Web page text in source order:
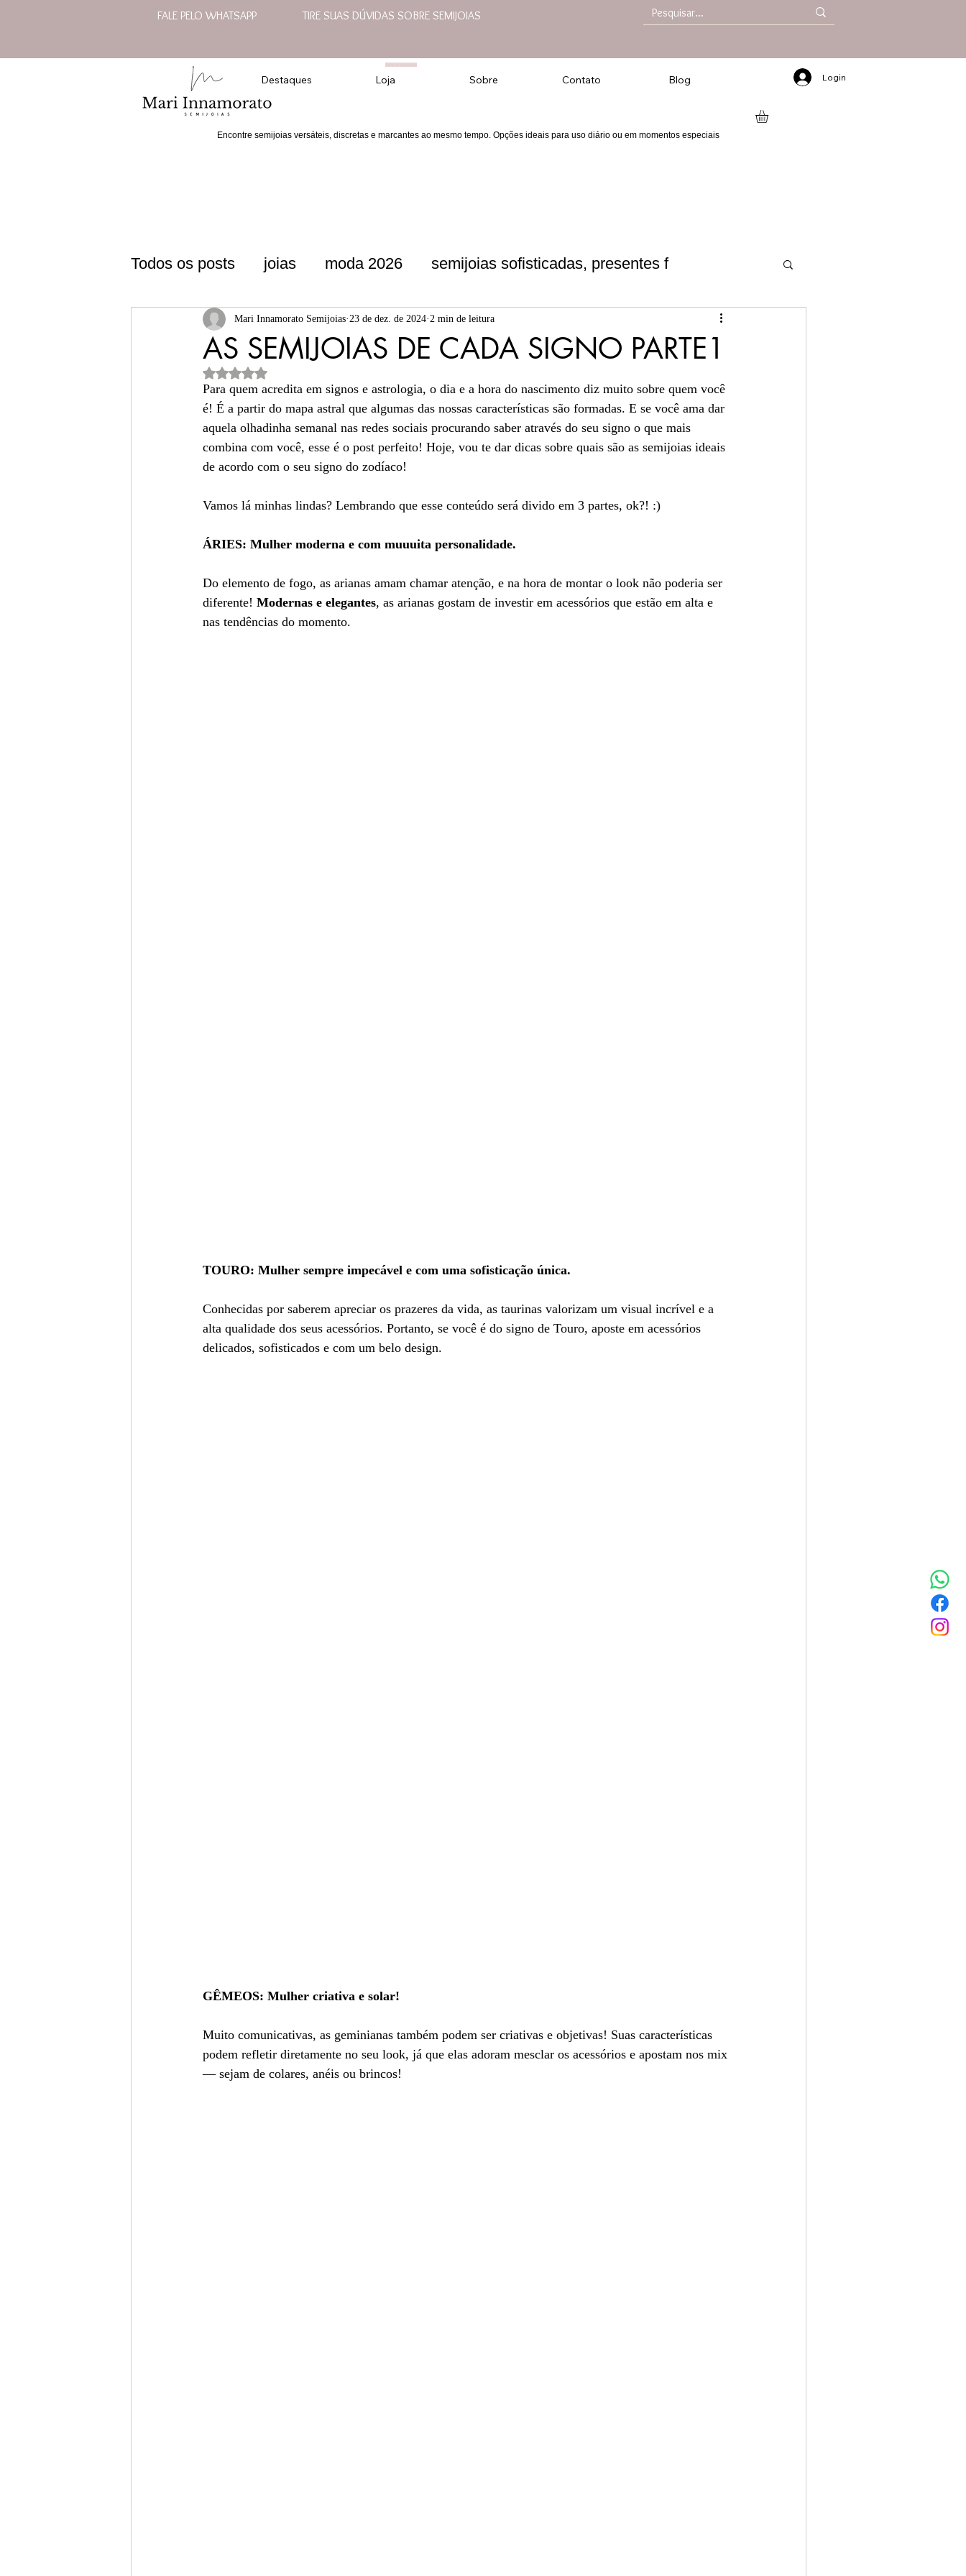
FALE PELO WHATSAPP TIRE SUAS DÚVIDAS SOBRE SEMIJOIAS
Destaques Loja Sobre Contato Blog Login
Encontre semijoias versáteis, discretas e marcantes ao mesmo tempo. Opções ideais para uso diário ou em momentos especiais
Todos os posts joias moda 2026 semijoias sofisticadas, presentes f
semijoias sofisticadas presentes f semijoias sofisticadas
presentes femininos
semijoias finas semijoias atemporais Autocuidado
AS SEMIJOIAS DE CADA SIGNO PARTE1
Mari Innamorato Semijoias 23 de dez. de 2024 2 min de leitura
Avaliado com NaN de 5 estrelas.
Para quem acredita em signos e astrologia, o dia e a hora do nascimento diz muito sobre quem você
é! É a partir do mapa astral que algumas das nossas características são formadas. E se você ama dar
aquela olhadinha semanal nas redes sociais procurando saber através do seu signo o que mais
combina com você, esse é o post perfeito! Hoje, vou te dar dicas sobre quais são as semijoias ideais
de acordo com o seu signo do zodíaco!
Vamos lá minhas lindas? Lembrando que esse conteúdo será divido em 3 partes, ok?! :)
ÁRIES: Mulher moderna e com muuuita personalidade.
Do elemento de fogo, as arianas amam chamar atenção, e na hora de montar o look não poderia ser
diferente! Modernas e elegantes, as arianas gostam de investir em acessórios que estão em alta e
nas tendências do momento.
TOURO: Mulher sempre impecável e com uma sofisticação única.
Conhecidas por saberem apreciar os prazeres da vida, as taurinas valorizam um visual incrível e a
alta qualidade dos seus acessórios. Portanto, se você é do signo de Touro, aposte em acessórios
delicados, sofisticados e com um belo design.
GÊMEOS: Mulher criativa e solar!
Muito comunicativas, as geminianas também podem ser criativas e objetivas! Suas características
podem refletir diretamente no seu look, já que elas adoram mesclar os acessórios e apostam nos mix
— sejam de colares, anéis ou brincos!